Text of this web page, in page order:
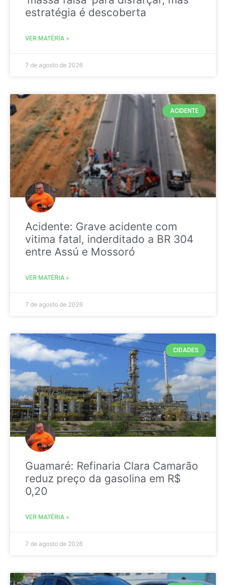
estratégia é descoberta
VER MATÉRIA »
7 de agosto de 2026
ACIDENTE
Acidente: Grave acidente com
vitima fatal, inderditado a BR 304
entre Assú e Mossoró
VER MATÉRIA »
7 de agosto de 2026
CIDADES
Guamaré: Refinaria Clara Camarão
reduz preço da gasolina em R$
0,20
VER MATÉRIA »
7 de agosto de 2026